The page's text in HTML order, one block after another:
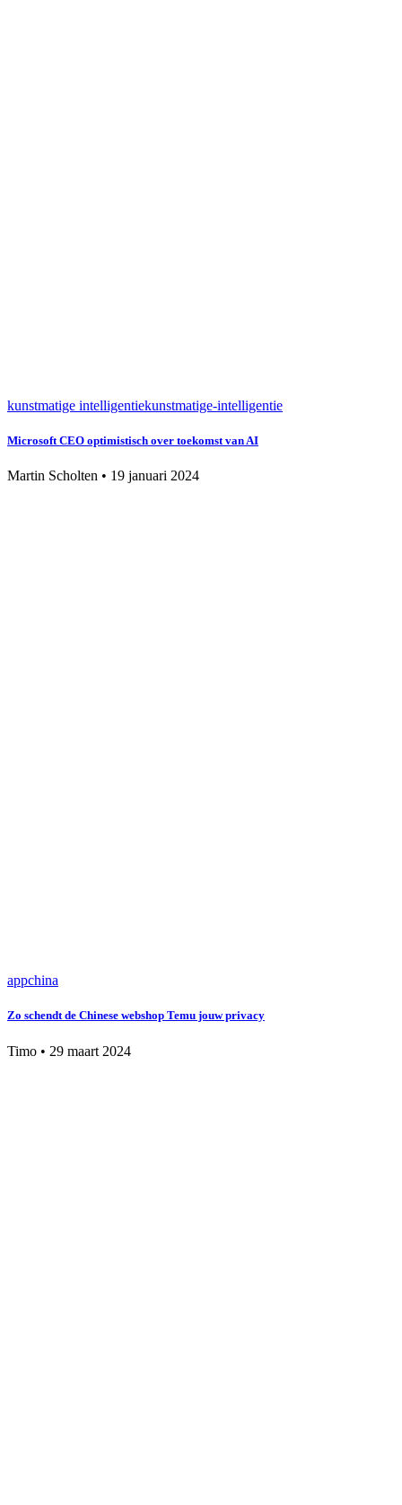
kunstmatige intelligentiekunstmatige-intelligentie
Microsoft CEO optimistisch over toekomst van AI
Martin Scholten • 19 januari 2024
appchina
Zo schendt de Chinese webshop Temu jouw privacy
Timo • 29 maart 2024